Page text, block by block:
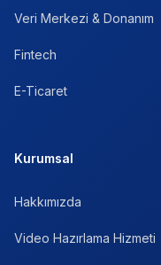
Veri Merkezi & Donanım
Fintech
E-Ticaret
Kurumsal
Hakkımızda
Video Hazırlama Hizmeti